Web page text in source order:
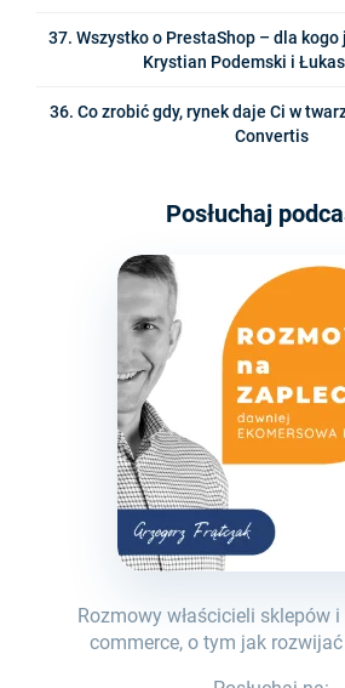
37. Wszystko o PrestaShop – dla
Krystian Podemski i
36. Co zrobić gdy, rynek daje Ci w
Convertis
Posłuchaj
Rozmowy właścicieli sklepów
commerce, o tym jak